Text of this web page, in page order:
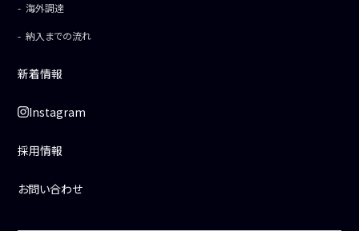
海外調達
納入までの流れ
新着情報
Instagram
採用情報
お問い合わせ